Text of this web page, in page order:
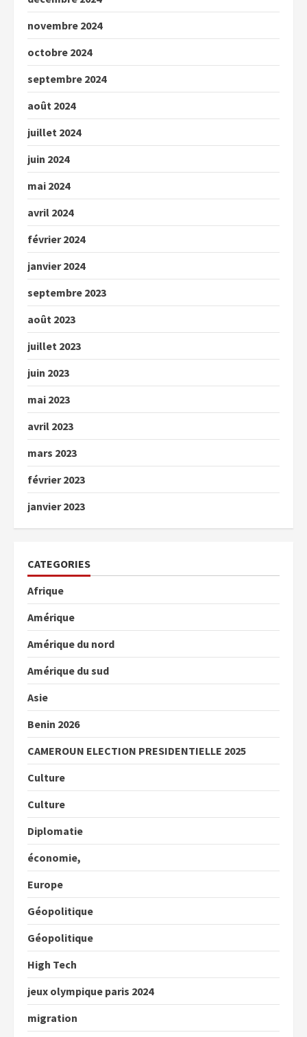
novembre 2024
octobre 2024
septembre 2024
août 2024
juillet 2024
juin 2024
mai 2024
avril 2024
février 2024
janvier 2024
septembre 2023
août 2023
juillet 2023
juin 2023
mai 2023
avril 2023
mars 2023
février 2023
janvier 2023
CATEGORIES
Afrique
Amérique
Amérique du nord
Amérique du sud
Asie
Benin 2026
CAMEROUN ELECTION PRESIDENTIELLE 2025
Culture
Culture
Diplomatie
économie,
Europe
Géopolitique
Géopolitique
High Tech
jeux olympique paris 2024
migration